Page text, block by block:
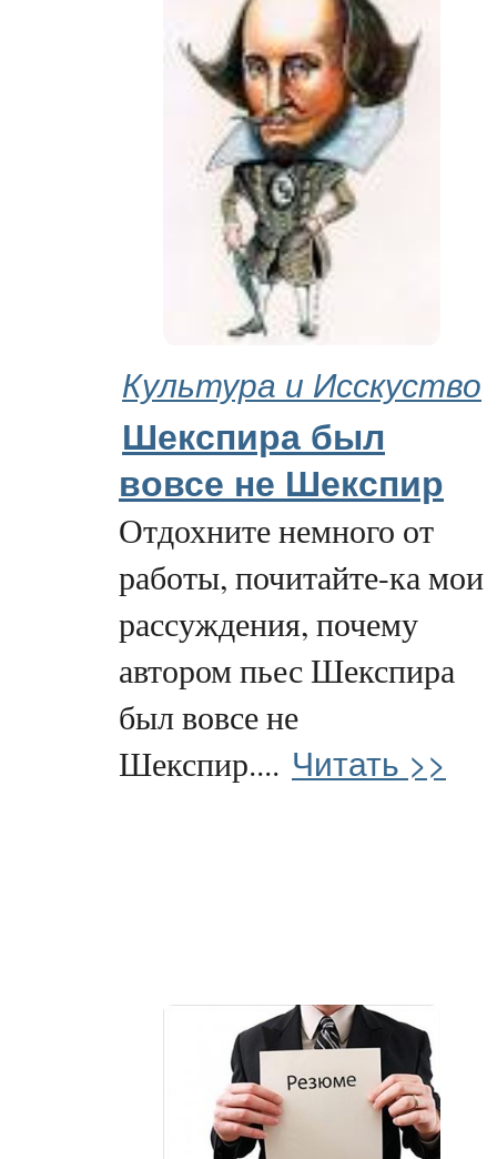
Культура и Исскуство
Шекспира был
вовсе не Шекспир
Отдохните немного от
работы, почитайте-ка мои
рассуждения, почему
автором пьес Шекспира
был вовсе не
Шекспир.... Читать >>